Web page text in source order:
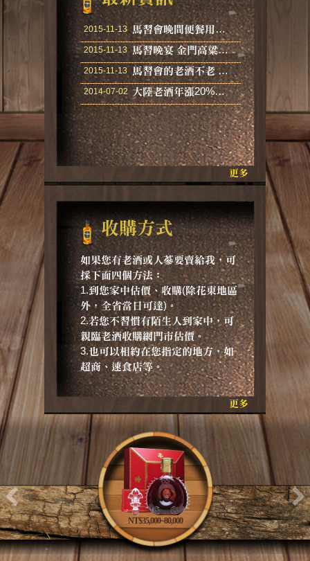
2015-11-13 馬習會晚間便餐用酒大揭密 喝90年金門高粱原因是…
2015-11-13 馬習晚宴 金門高粱馬祖老酒上桌
2015-11-13 馬習會的老酒不老 東湧陳高才是寶
2014-07-02 大陸老酒年漲20%的收購與認知
更多
收購方式
如果您有老酒或人蔘要賣給我，可
採下面四個方法：
1.到您家中估價、收購(除花東地區
外，全省當日可達)。
2.若您不習慣有陌生人到家中，可
親臨老酒收購網門市估價。
3.也可以相約在您指定的地方，如
超商、速食店等。
更多
NT$35,000~80,000